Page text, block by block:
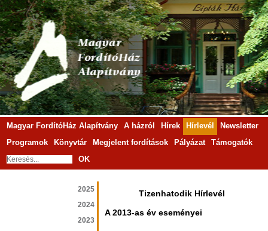
Magyar FordítóHáz Alapítvány A házról Hírek Hírlevél
Newsletter
Programok
Könyvtár Megjelent fordítások Pályázat
Támogatók
OK
2025
2024
2023
Tizenhatodik Hírlevél
A 2013-as év eseményei